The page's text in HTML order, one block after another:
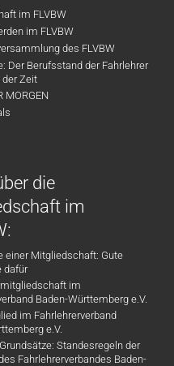
im FLVBW
im FLVBW
des FLVBW
Der Berufsstand der Fahrlehrer
Zeit
MORGEN
die
im
einer Mitgliedschaft: Gute
dafür
im
Baden-Württemberg e.V.
im Fahrlehrerverband
e.V.
Standesregeln der
Fahrlehrerverbandes Baden-